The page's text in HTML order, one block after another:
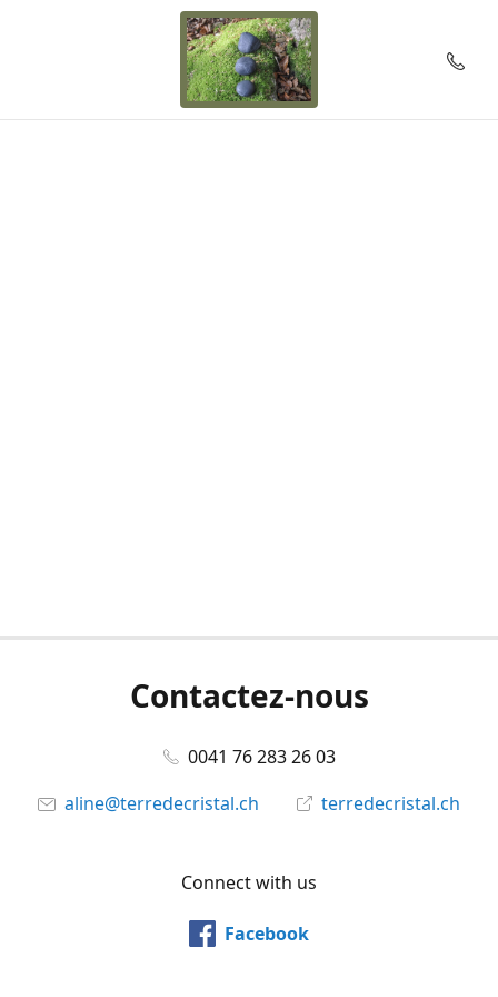
Contactez-nous
0041 76 283 26 03
aline@terredecristal.ch
terredecristal.ch
Connect with us
Facebook